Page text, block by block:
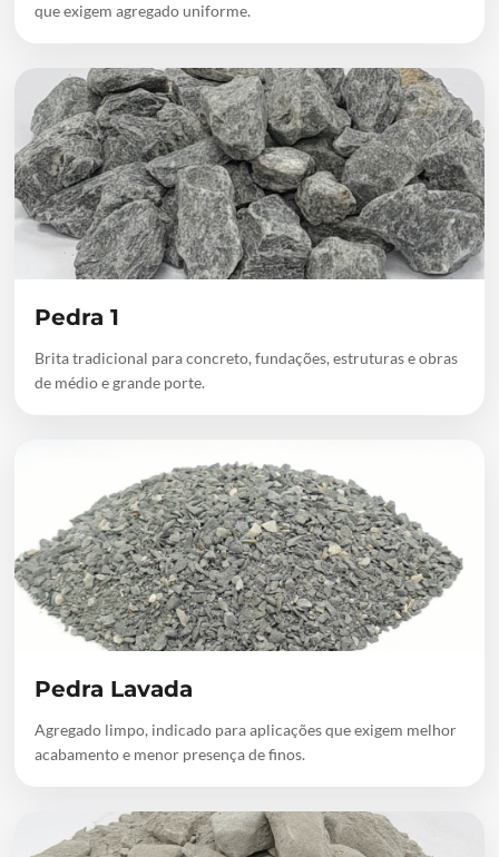
que exigem agregado uniforme.
Pedra 1
Brita tradicional para concreto, fundações, estruturas e obras
de médio e grande porte.
Pedra Lavada
Agregado limpo, indicado para aplicações que exigem melhor
acabamento e menor presença de finos.